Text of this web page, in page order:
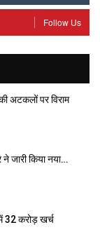
Follow Us
अटकलों पर विराम
जारी किया नया…
₹32 करोड़ खर्च